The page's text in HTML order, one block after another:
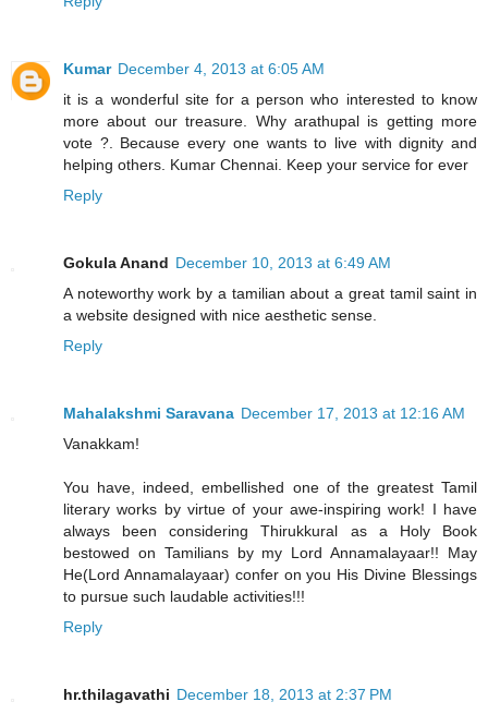
Kumar December 4, 2013 at 6:05 AM
it is a wonderful site for a person who interested to know
more about our treasure. Why arathupal is getting more
vote ?. Because every one wants to live with dignity and
helping others. Kumar Chennai. Keep your service for ever
Reply
Gokula Anand December 10, 2013 at 6:49 AM
A noteworthy work by a tamilian about a great tamil saint in
a website designed with nice aesthetic sense.
Reply
Mahalakshmi Saravana December 17, 2013 at 12:16 AM
Vanakkam!
You have, indeed, embellished one of the greatest Tamil
literary works by virtue of your awe-inspiring work! I have
always been considering Thirukkural as a Holy Book
bestowed on Tamilians by my Lord Annamalayaar!! May
He(Lord Annamalayaar) confer on you His Divine Blessings
to pursue such laudable activities!!!
Reply
hr.thilagavathi December 18, 2013 at 2:37 PM